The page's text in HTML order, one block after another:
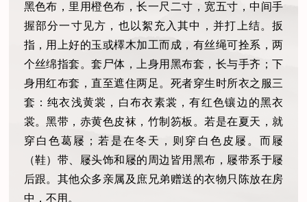
黑色布，里用橙色布，长一尺二寸，宽五寸，中间手
握部分一寸见方，也以絮充入其中，并打上结。扳
指，用上好的玉或檡木加工而成，有丝绳可拴系，两
个丝绵指套。套尸体，上身用黑布套，长与手齐；下
身用红布套，直至遮住两足。死者穿生时所衣之服三
套：纯衣浅黄裳，白布衣素裳，有红色镶边的黑衣
裳。黑带，赤黄色皮袜，竹制笏板。若是在夏天，就
穿白色葛屦；若是在冬天，则穿白色皮屦。而屦
（鞋）带、屦头饰和屦的周边皆用黑布，屦带系于屦
后跟。其他众多亲属及庶兄弟赠送的衣物只陈放在房
中，不用。